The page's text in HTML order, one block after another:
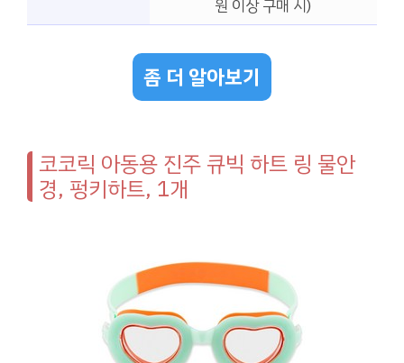
원 이상 구매 시)
좀 더 알아보기
코코릭 아동용 진주 큐빅 하트 링 물안
경, 펑키하트, 1개